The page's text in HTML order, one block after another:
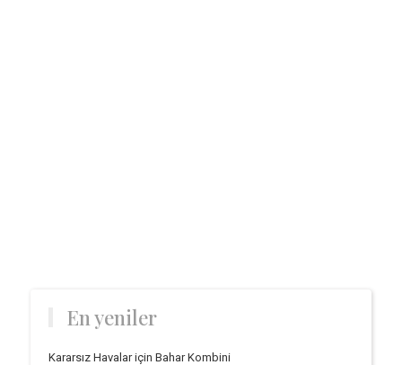
En yeniler
Kararsız Havalar için Bahar Kombini